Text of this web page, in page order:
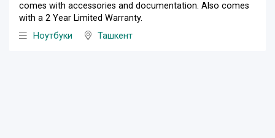
comes with accessories and documentation. Also comes
with a 2 Year Limited Warranty.
Ноутбуки
Ташкент